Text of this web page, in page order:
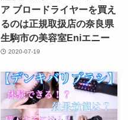
ア ブロードライヤーを買え
るのは正規取扱店の奈良県
生駒市の美容室Eniエニー
2020-07-19